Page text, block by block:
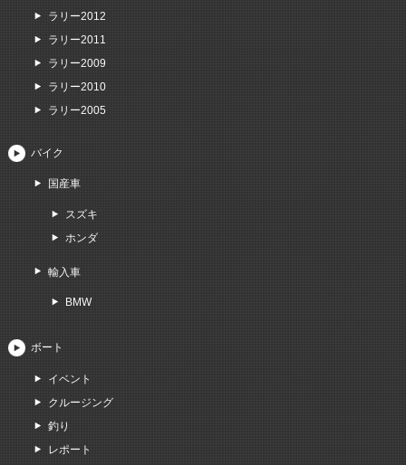
ラリー2012
ラリー2011
ラリー2009
ラリー2010
ラリー2005
バイク
国産車
スズキ
ホンダ
輸入車
BMW
ボート
イベント
クルージング
釣り
レポート